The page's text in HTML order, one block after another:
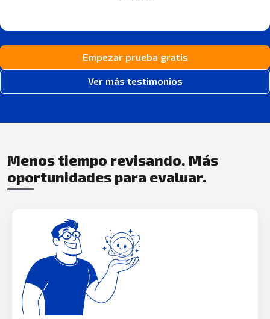
Empezar prueba gratis
Ver más testimonios
Menos tiempo revisando. Más
oportunidades para evaluar.